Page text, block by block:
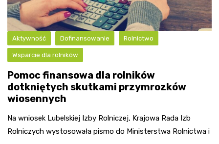
Aktywność Dofinansowanie Rolnictwo
Wsparcie dla rolników
Pomoc finansowa dla rolników
dotkniętych skutkami przymrozków
wiosennych
Na wniosek Lubelskiej Izby Rolniczej, Krajowa Rada Izb
Rolniczych wystosowała pismo do Ministerstwa Rolnictwa i